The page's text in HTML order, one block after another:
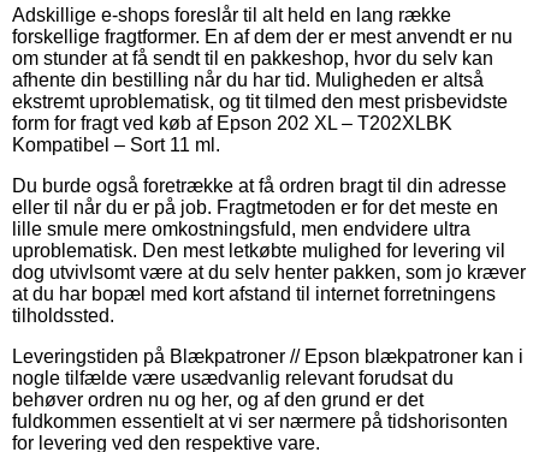
Adskillige e-shops foreslår til alt held en lang række
forskellige fragtformer. En af dem der er mest anvendt er nu
om stunder at få sendt til en pakkeshop, hvor du selv kan
afhente din bestilling når du har tid. Muligheden er altså
ekstremt uproblematisk, og tit tilmed den mest prisbevidste
form for fragt ved køb af Epson 202 XL – T202XLBK
Kompatibel – Sort 11 ml.
Du burde også foretrække at få ordren bragt til din adresse
eller til når du er på job. Fragtmetoden er for det meste en
lille smule mere omkostningsfuld, men endvidere ultra
uproblematisk. Den mest letkøbte mulighed for levering vil
dog utvivlsomt være at du selv henter pakken, som jo kræver
at du har bopæl med kort afstand til internet forretningens
tilholdssted.
Leveringstiden på Blækpatroner // Epson blækpatroner kan i
nogle tilfælde være usædvanlig relevant forudsat du
behøver ordren nu og her, og af den grund er det
fuldkommen essentielt at vi ser nærmere på tidshorisonten
for levering ved den respektive vare.